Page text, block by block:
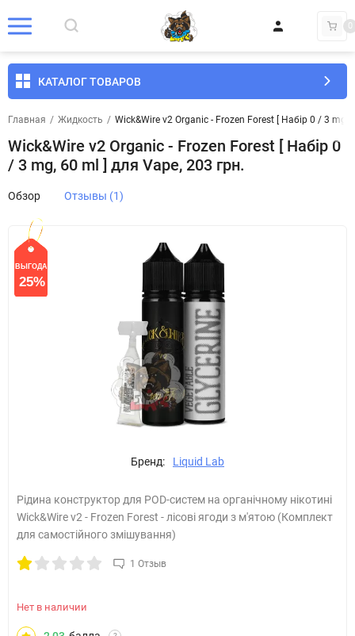
0
КАТАЛОГ ТОВАРОВ
Главная / Жидкость / Wick&Wire v2 Organic - Frozen Forest [ Набір 0 / 3 mg,
Wick&Wire v2 Organic - Frozen Forest [ Набір 0
/ 3 mg, 60 ml ] для Vape, 203 грн.
Обзор Отзывы (1)
СКИДКА
25%
ВЫГОДА
25%
Бренд: Liquid Lab
Рідина конструктор для POD-систем на органічному нікотині
Wick&Wire v2 - Frozen Forest - лісові ягоди з м'ятою (Комплект
для самостійного змішування)
1 Отзыв
Нет в наличии